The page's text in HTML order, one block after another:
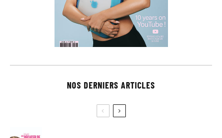
NOS DERNIERS ARTICLES